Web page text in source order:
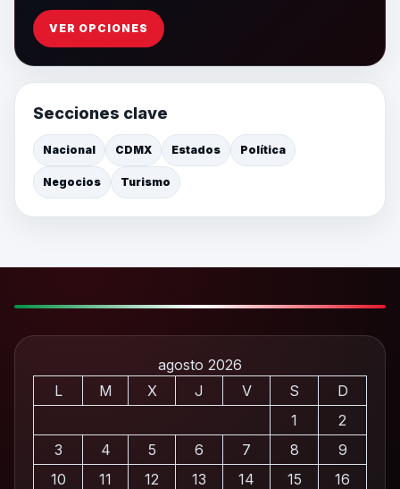
VER OPCIONES
Secciones clave
Nacional CDMX Estados Política
Negocios Turismo
agosto 2026
L
M X J V S
D
1
2
3
4 5 6 7 8
9
10
11 12 13 14 15
16